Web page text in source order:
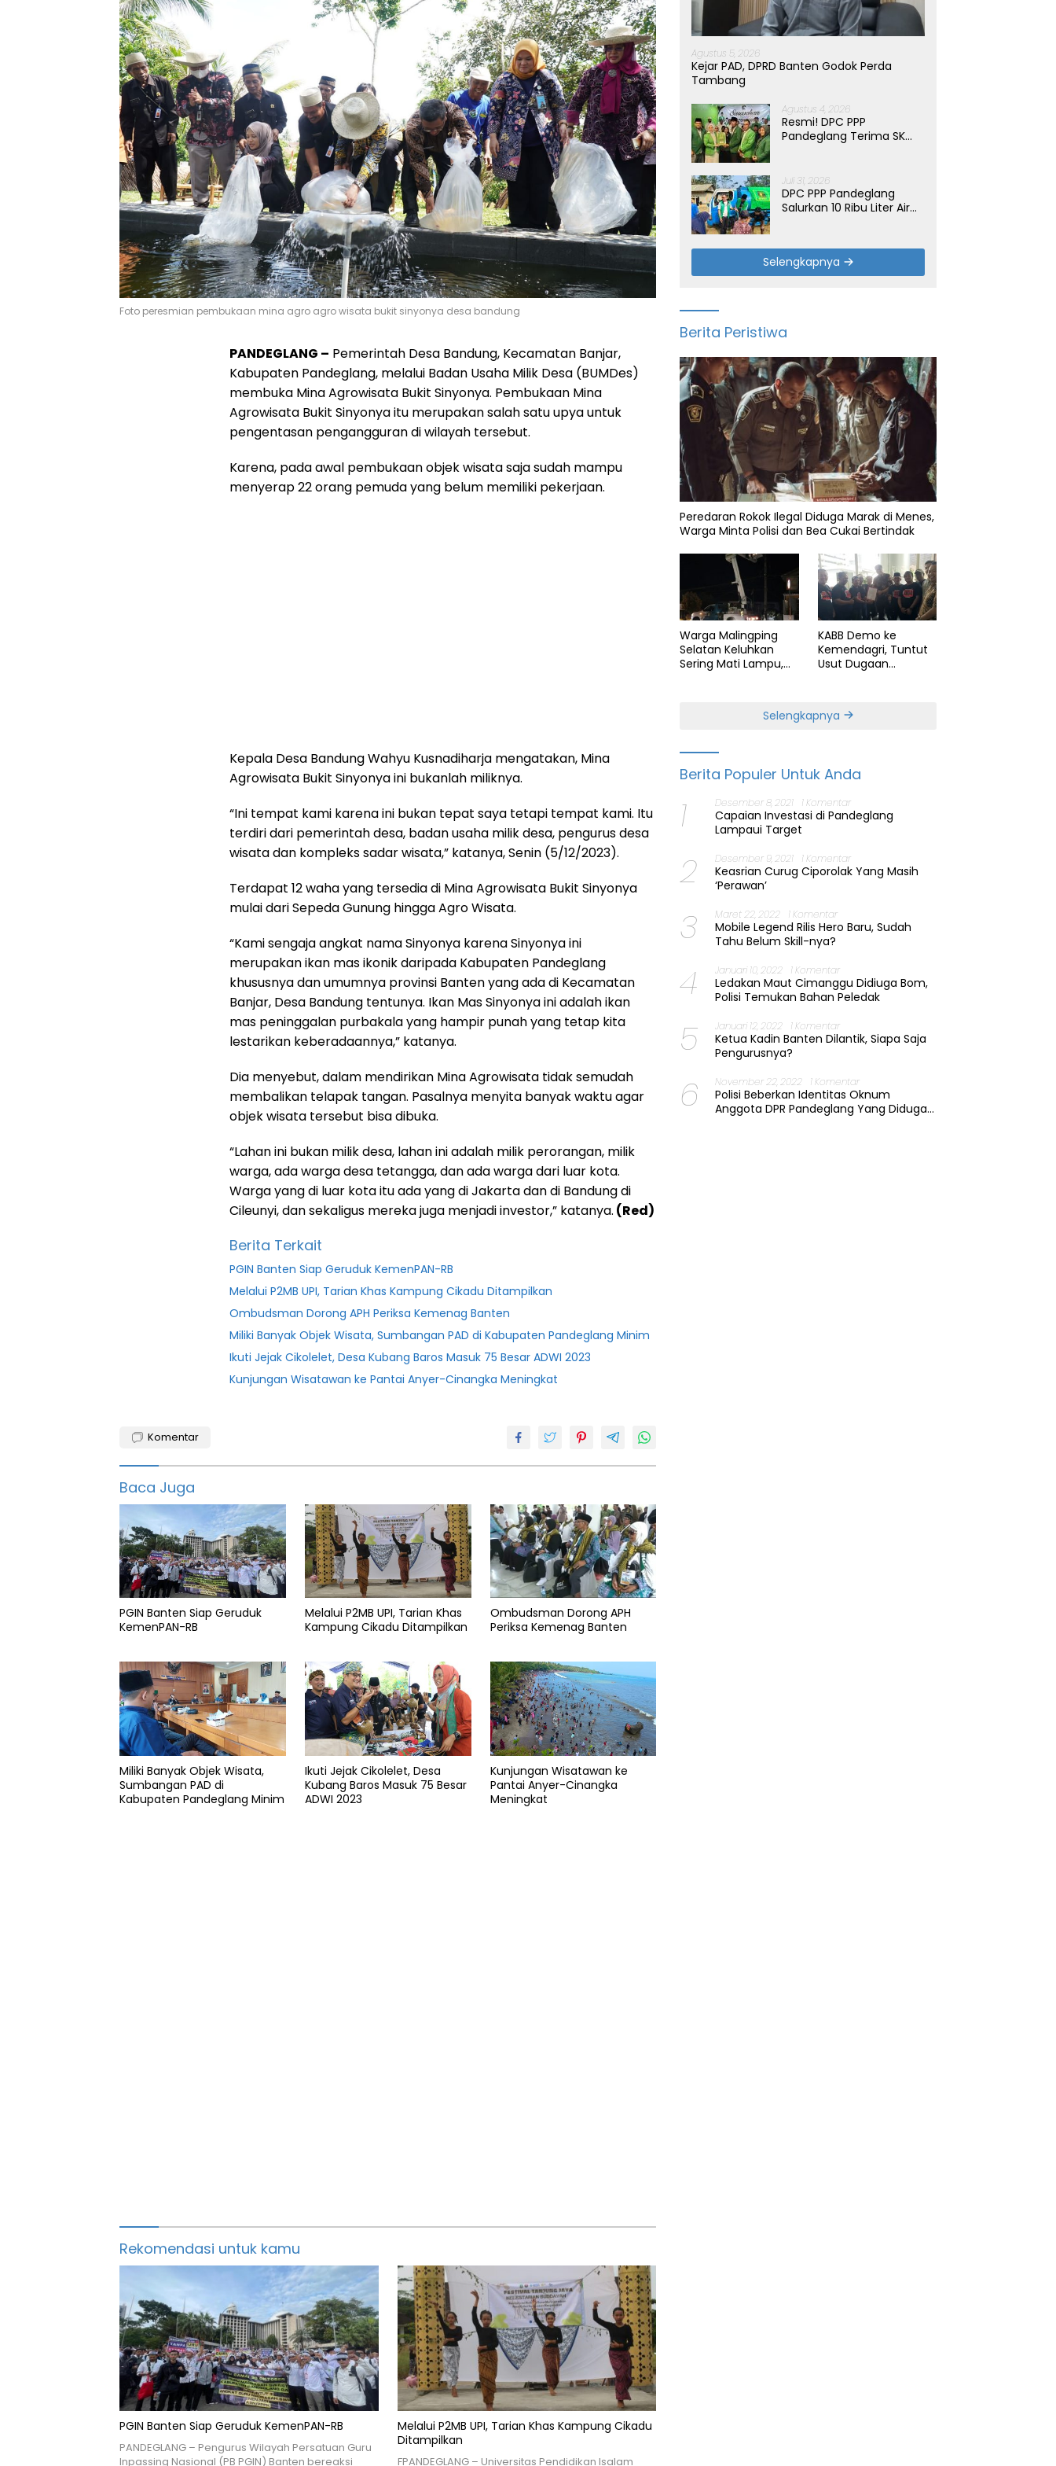
Foto peresmian pembukaan mina agro agro wisata bukit sinyonya desa bandung
PANDEGLANG – Pemerintah Desa Bandung, Kecamatan Banjar,
Kabupaten Pandeglang, melalui Badan Usaha Milik Desa (BUMDes)
membuka Mina Agrowisata Bukit Sinyonya. Pembukaan Mina
Agrowisata Bukit Sinyonya itu merupakan salah satu upya untuk
pengentasan pengangguran di wilayah tersebut.
Karena, pada awal pembukaan objek wisata saja sudah mampu
menyerap 22 orang pemuda yang belum memiliki pekerjaan.
Kepala Desa Bandung Wahyu Kusnadiharja mengatakan, Mina
Agrowisata Bukit Sinyonya ini bukanlah miliknya.
“Ini tempat kami karena ini bukan tepat saya tetapi tempat kami. Itu
terdiri dari pemerintah desa, badan usaha milik desa, pengurus desa
wisata dan kompleks sadar wisata,” katanya, Senin (5/12/2023).
Terdapat 12 waha yang tersedia di Mina Agrowisata Bukit Sinyonya
mulai dari Sepeda Gunung hingga Agro Wisata.
“Kami sengaja angkat nama Sinyonya karena Sinyonya ini
merupakan ikan mas ikonik daripada Kabupaten Pandeglang
khususnya dan umumnya provinsi Banten yang ada di Kecamatan
Banjar, Desa Bandung tentunya. Ikan Mas Sinyonya ini adalah ikan
mas peninggalan purbakala yang hampir punah yang tetap kita
lestarikan keberadaannya,” katanya.
Dia menyebut, dalam mendirikan Mina Agrowisata tidak semudah
membalikan telapak tangan. Pasalnya menyita banyak waktu agar
objek wisata tersebut bisa dibuka.
“Lahan ini bukan milik desa, lahan ini adalah milik perorangan, milik
warga, ada warga desa tetangga, dan ada warga dari luar kota.
Warga yang di luar kota itu ada yang di Jakarta dan di Bandung di
Cileunyi, dan sekaligus mereka juga menjadi investor,” katanya. (Red)
Berita Terkait
PGIN Banten Siap Geruduk KemenPAN-RB
Melalui P2MB UPI, Tarian Khas Kampung Cikadu Ditampilkan
Ombudsman Dorong APH Periksa Kemenag Banten
Miliki Banyak Objek Wisata, Sumbangan PAD di Kabupaten Pandeglang Minim
Ikuti Jejak Cikolelet, Desa Kubang Baros Masuk 75 Besar ADWI 2023
Kunjungan Wisatawan ke Pantai Anyer-Cinangka Meningkat
Komentar
Baca Juga
PGIN Banten Siap Geruduk
KemenPAN-RB
Melalui P2MB UPI, Tarian Khas
Kampung Cikadu Ditampilkan
Ombudsman Dorong APH
Periksa Kemenag Banten
Miliki Banyak Objek Wisata,
Sumbangan PAD di
Kabupaten Pandeglang Minim
Ikuti Jejak Cikolelet, Desa
Kubang Baros Masuk 75 Besar
ADWI 2023
Kunjungan Wisatawan ke
Pantai Anyer-Cinangka
Meningkat
Rekomendasi untuk kamu
PGIN Banten Siap Geruduk KemenPAN-RB
PANDEGLANG – Pengurus Wilayah Persatuan Guru
Inpassing Nasional (PB PGIN) Banten bereaksi
Melalui P2MB UPI, Tarian Khas Kampung Cikadu
Ditampilkan
FPANDEGLANG – Universitas Pendidikan Isalam
Agustus 5, 2026
Kejar PAD, DPRD Banten Godok Perda
Tambang
Agustus 4, 2026
Resmi! DPC PPP
Pandeglang Terima SK
Juli 31, 2026
DPC PPP Pandeglang
Salurkan 10 Ribu Liter Air
Patia
Selengkapnya
Berita Peristiwa
Peredaran Rokok Ilegal Diduga Marak di Menes,
Warga Minta Polisi dan Bea Cukai Bertindak
Warga Malingping
Selatan Keluhkan
Sering Mati Lampu,
KABB Demo ke
Kemendagri, Tuntut
Usut Dugaan
Selengkapnya
Berita Populer Untuk Anda
1 Desember 8, 2021 1 Komentar
Capaian Investasi di Pandeglang
Lampaui Target
2 Desember 9, 2021 1 Komentar
Keasrian Curug Ciporolak Yang Masih
‘Perawan’
3 Maret 22, 2022 1 Komentar
Mobile Legend Rilis Hero Baru, Sudah
Tahu Belum Skill-nya?
4 Januari 10, 2022 1 Komentar
Ledakan Maut Cimanggu Didiuga Bom,
Polisi Temukan Bahan Peledak
5 Januari 12, 2022 1 Komentar
Ketua Kadin Banten Dilantik, Siapa Saja
Pengurusnya?
6 November 22, 2022 1 Komentar
Polisi Beberkan Identitas Oknum
Anggota DPR Pandeglang Yang Diduga